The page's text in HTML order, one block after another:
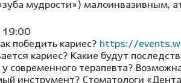
мудрости») малоинвазивным,
19:00
победить кариес? https://
кариес? Какие будут
у современного терапевта?
инструмент? Стоматологи